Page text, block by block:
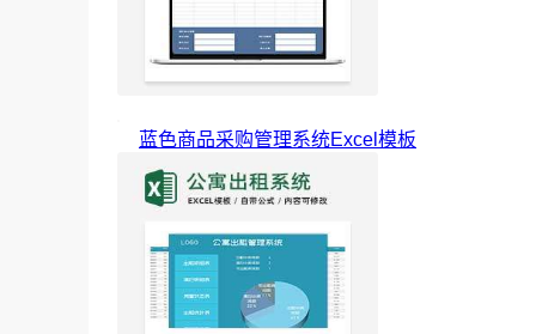
蓝色商品采购管理系统Excel模板